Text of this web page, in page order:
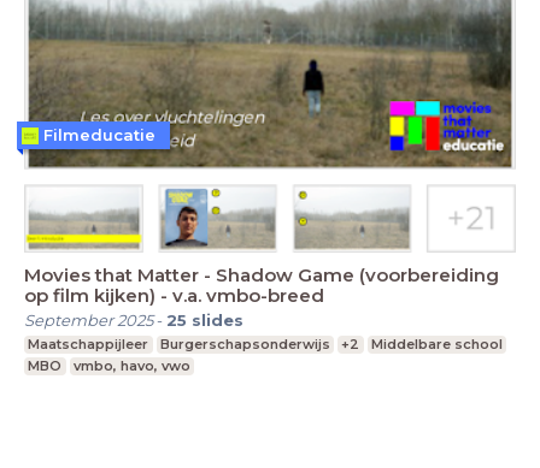
Movies that Matter - Shadow Game (voorbereiding
op film kijken) - v.a. vmbo-breed
September 2025- 25 slides
Maatschappijleer Burgerschapsonderwijs +2
Middelbare school
MBO
vmbo, havo, vwo
Filmeducatie